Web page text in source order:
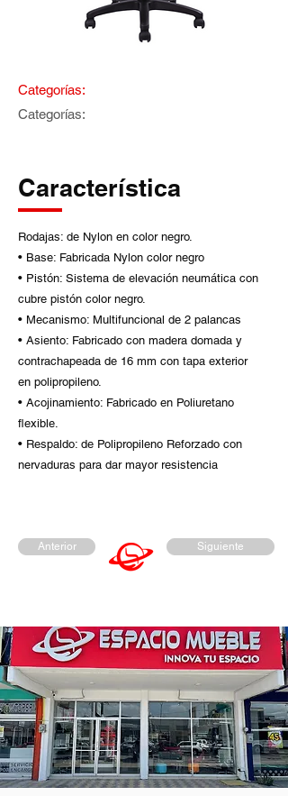
Categorías:
Categorías:
Característica
Rodajas: de Nylon en color negro.
• Base: Fabricada Nylon color negro
• Pistón: Sistema de elevación neumática con
cubre pistón color negro.
• Mecanismo: Multifuncional de 2 palancas
• Asiento: Fabricado con madera domada y
contrachapeada de 16 mm con tapa exterior
en polipropileno.
• Acojinamiento: Fabricado en Poliuretano
flexible.
• Respaldo: de Polipropileno Reforzado con
nervaduras para dar mayor resistencia
Anterior Siguiente